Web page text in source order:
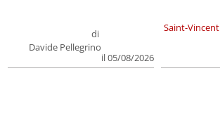
di
Davide Pellegrino
il 05/08/2026
Saint-Vincent